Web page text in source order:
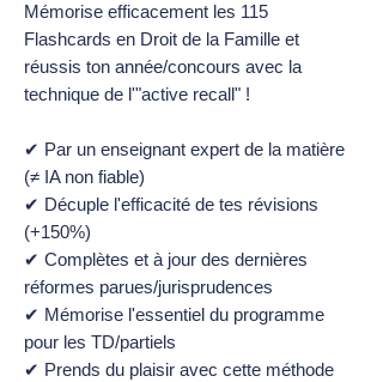
Mémorise efficacement les 115
Flashcards en Droit de la Famille et
réussis ton année/concours avec la
technique de l'"active recall" !
✔ Par un enseignant expert de la matière
(≠ IA non fiable)
✔ Décuple l'efficacité de tes révisions
(+150%)
✔ Complètes et à jour des dernières
réformes parues/jurisprudences
✔ Mémorise l'essentiel du programme
pour les TD/partiels
✔ Prends du plaisir avec cette méthode